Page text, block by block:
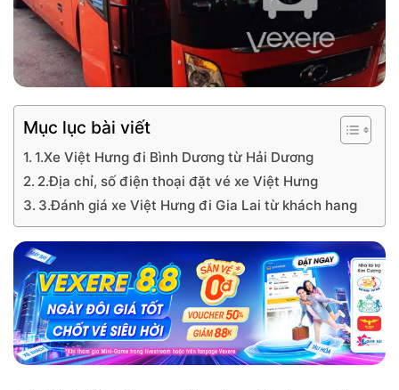
Mục lục bài viết
1.Xe Việt Hưng đi Bình Dương từ Hải Dương
2.Địa chỉ, số điện thoại đặt vé xe Việt Hưng
3.Đánh giá xe Việt Hưng đi Gia Lai từ khách hang